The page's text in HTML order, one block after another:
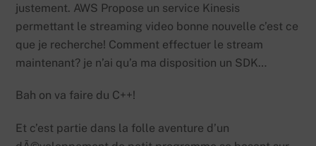
justement. AWS Propose un service Kinesis
permettant le streaming video bonne nouvelle c’est ce
que je recherche! Comment effectuer le stream
maintenant? je n’ai qu’a ma disposition un SDK…
Bah on va faire du C++!
Et c’est partie dans la folle aventure d’un